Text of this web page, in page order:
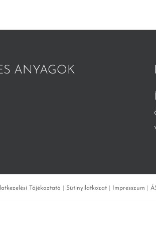
ANYAGOK
Tájékoztató Sütinyilatkozat Impresszum